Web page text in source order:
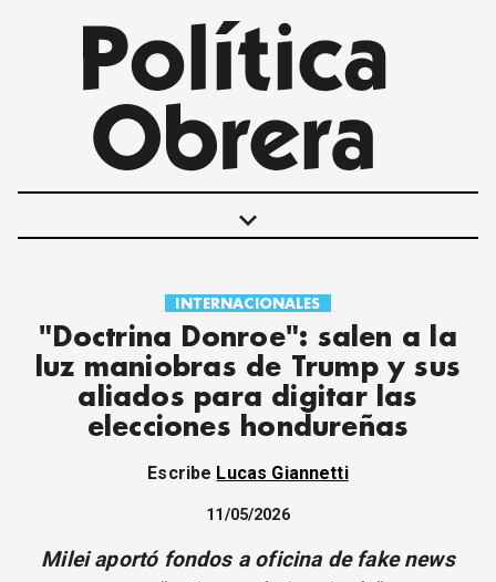
keyboard_arrow_down
POLÍTICAS
INTERNACIONALES
MOVIMIENTO OBRERO
MUJER
ECONOMÍA
JUVENTUD
CORREO DE LECTORES
ARCHIVO
INTERNACIONALES
"Doctrina Donroe": salen a la
luz maniobras de Trump y sus
aliados para digitar las
elecciones hondureñas
Escribe Lucas Giannetti
11/05/2026
Milei aportó fondos a oficina de fake news